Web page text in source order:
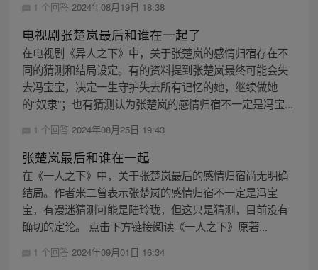
1 个回答 2024年08月19日 18:38
电视剧张楚岚最后和谁在一起了
在电视剧《异人之下》中，关于张楚岚的感情归宿存在不
同的猜测和结局设定。有的资料提到张楚岚最终可能会失
去冯宝宝，决定一生守护失去所有记忆的她，继续做她
的“奴隶”；也有猜测认为张楚岚的感情归宿不一定是冯宝...
1 个回答 2024年08月25日 19:43
张楚岚最后和谁在一起
在《一人之下》中，关于张楚岚最后的感情归宿尚无明确
结局。作者米二曾表示张楚岚的感情归宿不一定是冯宝
宝，有漫迷猜测可能是陆玲珑，但这只是猜测，目前没有
确切的定论。 点击下方链接阅读《一人之下》原著...
1 个回答 2024年09月01日 16:34